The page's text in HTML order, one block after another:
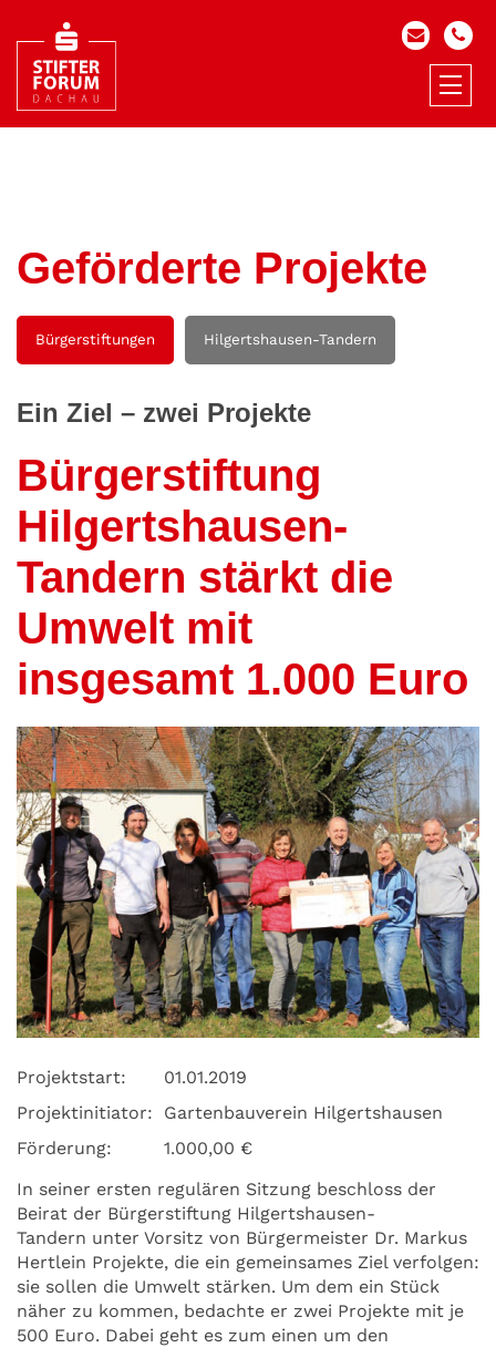
Geförderte Projekte
Bürgerstiftungen Hilgertshausen-Tandern
Ein Ziel – zwei Projekte
Bürgerstiftung
Hilgertshausen-
Tandern stärkt die
Umwelt mit
insgesamt 1.000 Euro
Projektstart:
01.01.2019
Projektinitiator:
Gartenbauverein Hilgertshausen
Förderung:
1.000,00 €
In seiner ersten regulären Sitzung beschloss der
Beirat der Bürgerstiftung Hilgertshausen-
Tandern unter Vorsitz von Bürgermeister Dr. Markus
Hertlein Projekte, die ein gemeinsames Ziel verfolgen:
sie sollen die Umwelt stärken. Um dem ein Stück
näher zu kommen, bedachte er zwei Projekte mit je
500 Euro. Dabei geht es zum einen um den